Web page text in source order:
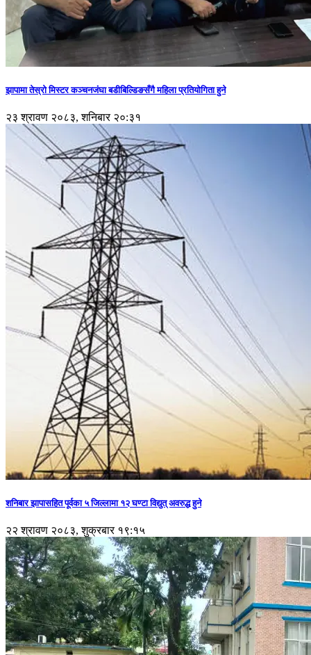
झापामा तेस्रो मिस्टर कञ्चनजंघा बडीबिल्डिङसँगै महिला प्रतियोगिता हुने
२३ श्रावण २०८३, शनिबार २०:३१
शनिबार झापासहित पूर्वका ५ जिल्लामा १२ घण्टा विद्युत् अवरुद्ध हुने
२२ श्रावण २०८३, शुक्रबार १९:१५